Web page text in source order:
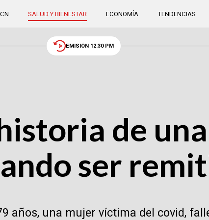
SALUD Y BIENESTAR ECONOMÍA TENDENCIAS
EMISIÓN 12:30 PM
de
ser
años, una mujer víctima del covid,